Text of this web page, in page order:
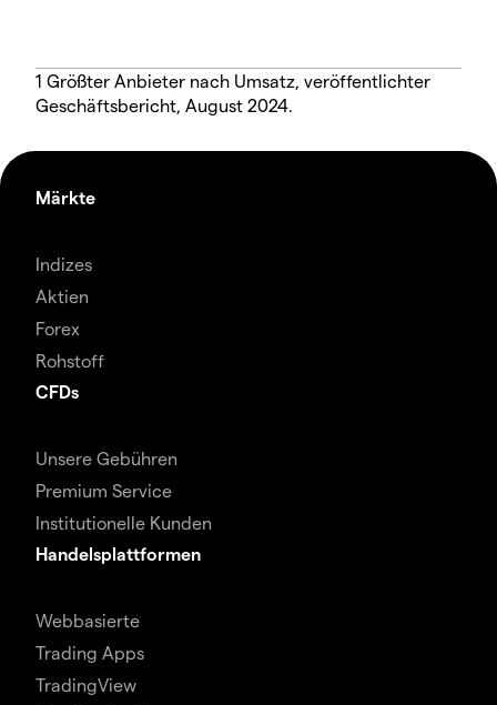
1 Größter Anbieter nach Umsatz, veröffentlichter
Geschäftsbericht, August 2024.
Märkte
Indizes
Aktien
Forex
Rohstoff
CFDs
Unsere Gebühren
Premium Service
Institutionelle Kunden
Handelsplattformen
Webbasierte
Trading Apps
TradingView